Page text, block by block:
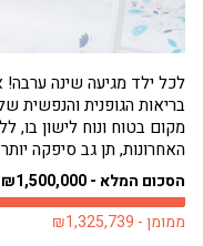
לכל ילד מגיעה שינה
בריאות הגופנית והנפשית
מקום בטוח ונוח לישון
מילדים אלה היו ישנים על...
הסכום המלא - ₪1,500,000
ממומן - ₪1,325,739